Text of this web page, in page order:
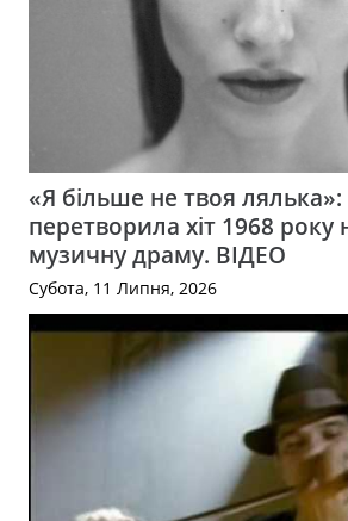
«Я більше не твоя
перетворила хіт 1968 року
музичну драму. ВІДЕО
Субота, 11 Липня, 2026